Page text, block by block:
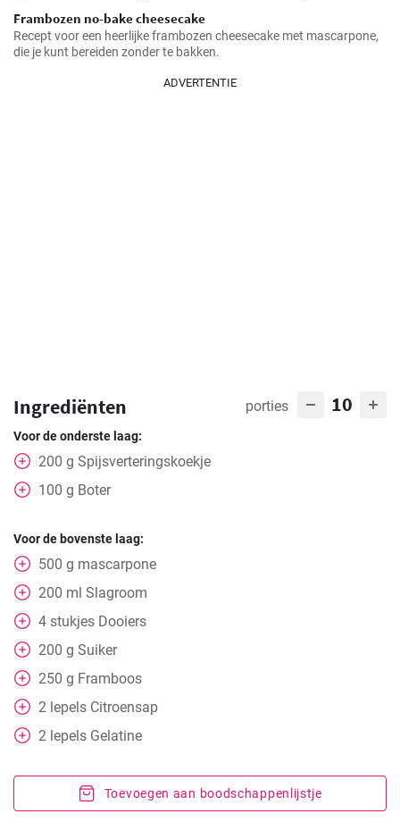
Frambozen no-bake cheesecake
Recept voor een heerlijke frambozen cheesecake met mascarpone,
die je kunt bereiden zonder te bakken.
ADVERTENTIE
Ingrediënten porties 10
Voor de onderste laag:
200 g Spijsverteringskoekje
100 g Boter
Voor de bovenste laag:
500 g mascarpone
200 ml Slagroom
4 stukjes Dooiers
200 g Suiker
250 g Framboos
2 lepels Citroensap
2 lepels Gelatine
Toevoegen aan boodschappenlijstje